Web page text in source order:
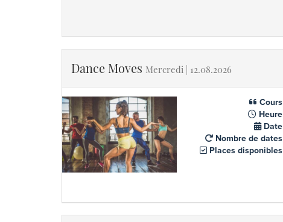
Dance Moves Mercredi | 12.08.2026
Cours
Heure
Date
Nombre de dates
Places disponibles